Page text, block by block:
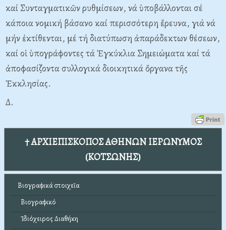
καί Συνταγματικῶν ρυθμίσεων, νά ὑποβάλλονται σέ
κάποια νομική βάσανο καί περισσότερη ἔρευνα, γιά νά
μήν ἐκτίθενται, μέ τή διατύπωση ἀπαράδεκτων θέσεων,
καί οἱ ὑπογράφοντες τά Ἐγκύκλια Σημειώματα καί τά
ἀποφασίζοντα συλλογικά διοικητικά ὄργανα τῆς
Ἐκκλησίας.
Δ.
† ΑΡΧΙΕΠΙΣΚΟΠΟΣ ΑΘΗΝΩΝ ΙΕΡΩΝΥΜΟΣ
(ΚΟΤΣΩΝΗΣ)
Βιογραφικά στοιχεῖα
Βιογραφικό
Ἰδιόχειρος Διαθήκη